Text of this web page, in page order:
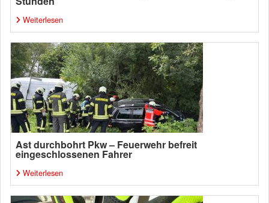
Weiterlesen
Ast durchbohrt Pkw – Feuerwehr befreit
eingeschlossenen Fahrer
Weiterlesen